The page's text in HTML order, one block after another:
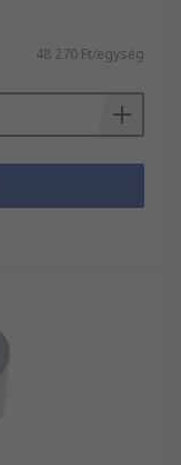
48 270 Ft/egység